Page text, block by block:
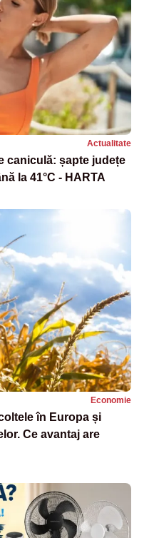
Actualitate
caniculă: șapte județe
la 41°C - HARTA
Economie
în Europa și
Ce avantaj are